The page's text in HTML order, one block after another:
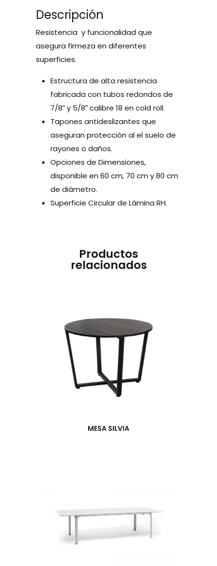
Descripción
Resistencia y funcionalidad que
asegura firmeza en diferentes
superficies.
Estructura de alta resistencia
fabricada con tubos redondos de
7/8″ y 5/8″ calibre 18 en cold roll.
Tapones antideslizantes que
aseguran protección al el suelo de
rayones o daños.
Opciones de Dimensiones,
disponible en 60 cm, 70 cm y 80 cm
de diámetro.
Superficie Circular de Lámina RH.
Productos
relacionados
MESA SILVIA